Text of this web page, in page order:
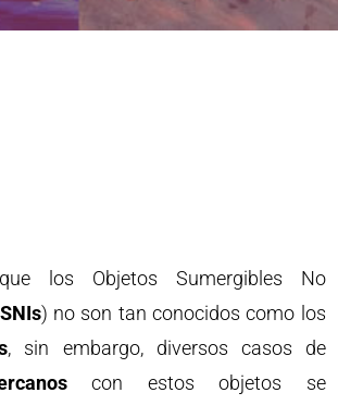
los Objetos Sumergibles No
) no son tan conocidos como los
, sin embargo, diversos casos de
con estos objetos se